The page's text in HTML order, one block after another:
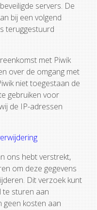
servers. De
bij een volgend
teruggestuurd
met Piwik
over de omgang met
niet toegestaan de
gebruiken voor
de IP-adressen
ons hebt verstrekt,
om deze gegevens
Dit verzoek kunt
te sturen aan
geen kosten aan